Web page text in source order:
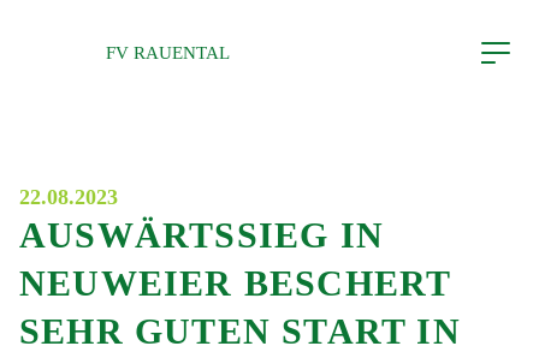
FV RAUENTAL
22.08.2023
AUSWÄRTSSIEG IN
NEUWEIER BESCHERT
SEHR GUTEN START IN